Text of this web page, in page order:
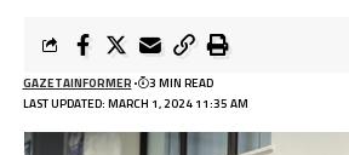
LAST UPDATED: MARCH 1, 2024 11:35 AM
GAZETAINFORMER 3 MIN READ